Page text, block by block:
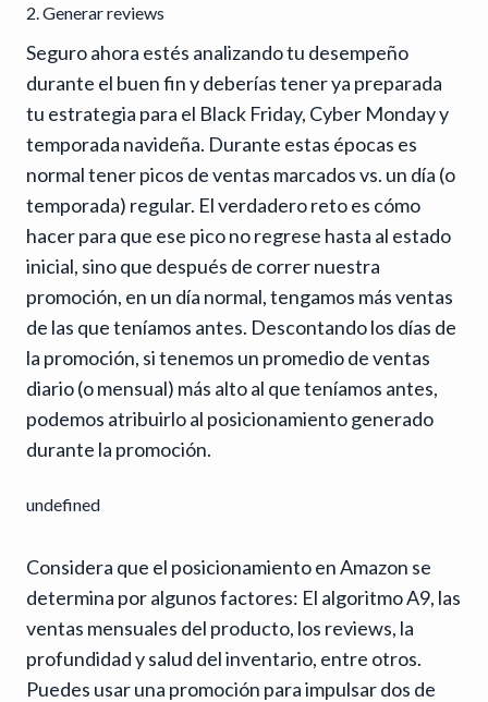
Generar reviews
Seguro ahora estés analizando tu desempeño
durante el buen fin y deberías tener ya preparada
tu estrategia para el Black Friday, Cyber Monday y
temporada navideña. Durante estas épocas es
normal tener picos de ventas marcados vs. un día (o
temporada) regular. El verdadero reto es cómo
hacer para que ese pico no regrese hasta al estado
inicial, sino que después de correr nuestra
promoción, en un día normal, tengamos más ventas
de las que teníamos antes. Descontando los días de
la promoción, si tenemos un promedio de ventas
diario (o mensual) más alto al que teníamos antes,
podemos atribuirlo al posicionamiento generado
durante la promoción.
undefined
Considera que el posicionamiento en Amazon se
determina por algunos factores: El algoritmo A9, las
ventas mensuales del producto, los reviews, la
profundidad y salud del inventario, entre otros.
Puedes usar una promoción para impulsar dos de